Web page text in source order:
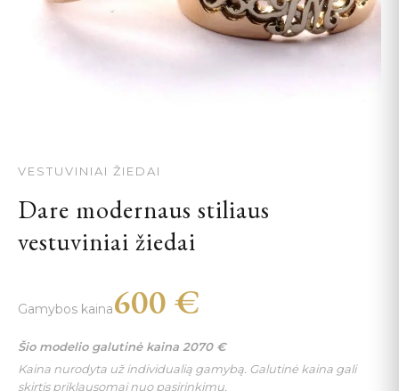
VESTUVINIAI ŽIEDAI
Dare modernaus stiliaus
vestuviniai žiedai
Gamybos kaina600 €
Šio modelio galutinė kaina 2070 €
Kaina nurodyta už individualią gamybą. Galutinė kaina gali
skirtis priklausomai nuo pasirinkimų.